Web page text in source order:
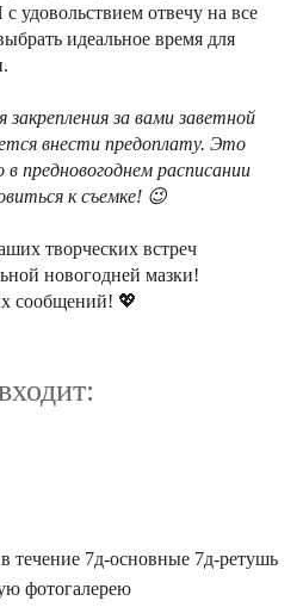
с удовольствием отвечу на все
идеальное время для
за вами заветной
внести предоплату. Это
предновогоднем расписании
к съемке! 😉
творческих встреч
новогодней мазки!
сообщений! 💖
течение 7д-основные 7д-ретушь
фотогалерею